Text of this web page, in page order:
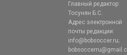
Главный редактор:
Тосунян Б.С.
Адрес электронной
почты редакции:
info@bobsoccer.ru;